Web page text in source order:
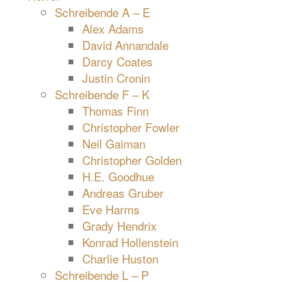
Schreibende A – E
Alex Adams
David Annandale
Darcy Coates
Justin Cronin
Schreibende F – K
Thomas Finn
Christopher Fowler
Neil Gaiman
Christopher Golden
H.E. Goodhue
Andreas Gruber
Eve Harms
Grady Hendrix
Konrad Hollenstein
Charlie Huston
Schreibende L – P